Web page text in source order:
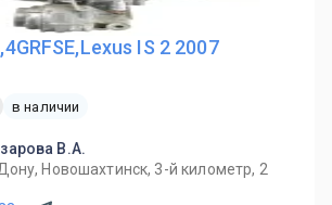
IS 2 2007
в наличии
В.А.
Новошахтинск, 3-й километр, 2